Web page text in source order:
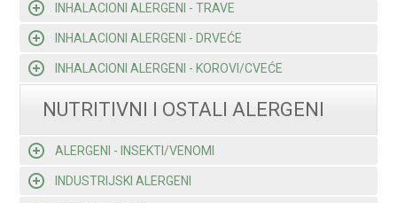
INHALACIONI ALERGENI - TRAVE
INHALACIONI ALERGENI - DRVEĆE
INHALACIONI ALERGENI - KOROVI/CVEĆE
NUTRITIVNI I OSTALI ALERGENI
ALERGENI - INSEKTI/VENOMI
INDUSTRIJSKI ALERGENI